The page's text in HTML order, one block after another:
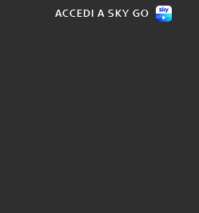
ACCEDI A SKY GO